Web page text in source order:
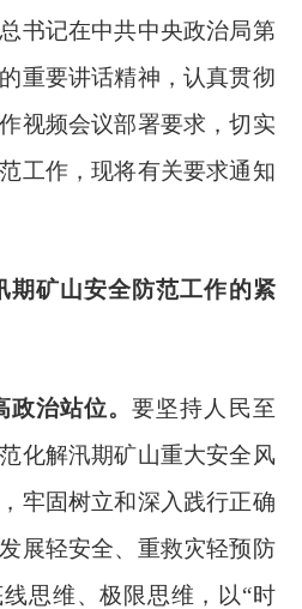
书记在中共中央政治局第
重要讲话精神，认真贯彻
视频会议部署要求，切实
工作，现将有关要求通知
期矿山安全防范工作的紧
政治站位。要坚持人民至
化解汛期矿山重大安全风
牢固树立和深入践行正确
展轻安全、重救灾轻预防
思维、极限思维，以“时